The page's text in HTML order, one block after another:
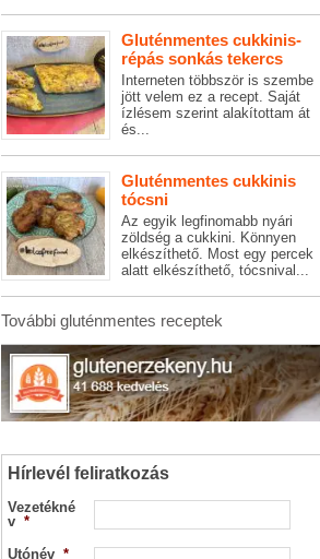
Gluténmentes cukkinis-
répás sonkás tekercs
Interneten többször is szembe
jött velem ez a recept. Saját
ízlésem szerint alakítottam át
és...
Gluténmentes cukkinis
tócsni
Az egyik legfinomabb nyári
zöldség a cukkini. Könnyen
elkészíthető. Most egy percek
alatt elkészíthető, tócsnival...
További gluténmentes receptek
Hírlevél feliratkozás
Vezetékné
v *
Utónév *